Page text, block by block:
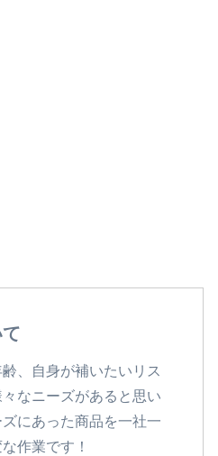
、自身が補いたいリス
なニーズがあると思い
にあった商品を一社一
作業です！